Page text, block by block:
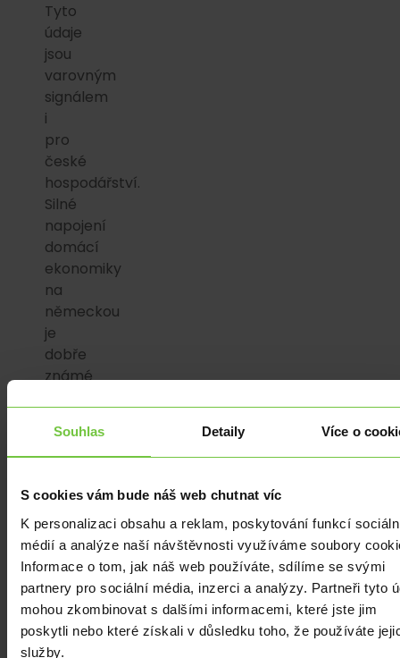
Souhlas Detaily Více o
S cookies vám bude náš web chutnat víc
K personalizaci obsahu a reklam, poskytování funkcí
médií a analýze naší návštěvnosti využíváme soubory
Informace o tom, jak náš web používáte, sdílíme se svými
partnery pro sociální média, inzerci a analýzy. Partneři tyto
mohou zkombinovat s dalšími informacemi, které jste jim
poskytli nebo které získali v důsledku toho, že používáte
služby.
Tyto
údaje
jsou
varovným
signálem
i
pro
české
hospodářství.
Silné
napojení
domácí
ekonomiky
na
německou
je
dobře
známé
možné
se
že
by
se
tamní
nárůst
průmyslových
cen,